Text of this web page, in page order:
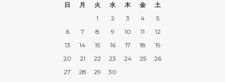
日
月 火 水 木 金
土
1
2 3 4
5
6
7 8 9 10 11
12
13
14 15 16 17 18
19
20
21 22 23 24 25
26
27
28 29 30